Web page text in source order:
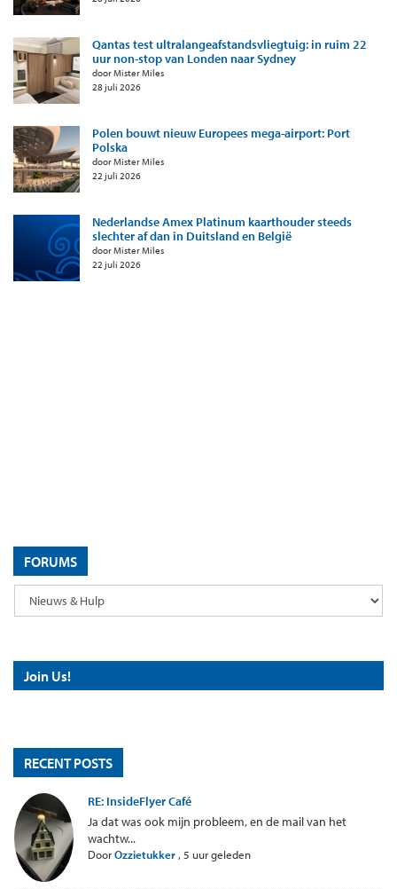
Qantas test ultralangeafstandsvliegtuig: in ruim 22
uur non-stop van Londen naar Sydney
door Mister Miles
28 juli 2026
Polen bouwt nieuw Europees mega-airport: Port
Polska
door Mister Miles
22 juli 2026
Nederlandse Amex Platinum kaarthouder steeds
slechter af dan in Duitsland en België
door Mister Miles
22 juli 2026
FORUMS
Join Us!
RECENT POSTS
RE: InsideFlyer Café
Ja dat was ook mijn probleem, en de mail van het
wachtw...
DoorOzzietukker , 5 uur geleden